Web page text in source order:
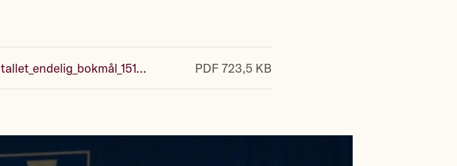
økonomiplan 2018-2021_flertallet_endelig_bokmål_1513069053_8505628.pdf PDF 723,5 KB